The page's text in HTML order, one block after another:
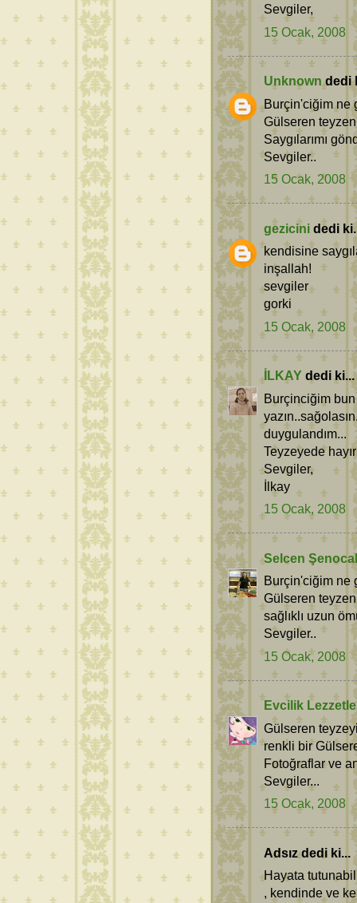
Sevgiler,
15 Ocak, 2008
Unknowndedi
Burçin'ciğim ne
Gülseren
Saygılarımı
Sevgiler..
15 Ocak, 2008
gezicini dedi
kendisine
inşallah!
sevgiler
gorki
15 Ocak, 2008
İLKAY dedi ki...
Burçinciğim
duygulandım...
Teyzeyede
Sevgiler,
İlkay
15 Ocak, 2008
Selcen
Burçin'ciğim ne
Gülseren
sağlıklı uzun
Sevgiler..
15 Ocak, 2008
Evcilik
Gülseren
renkli bir
Fotoğraflar ve
Sevgiler...
15 Ocak, 2008
Adsız dedi ki...
Hayata
, kendinde ve